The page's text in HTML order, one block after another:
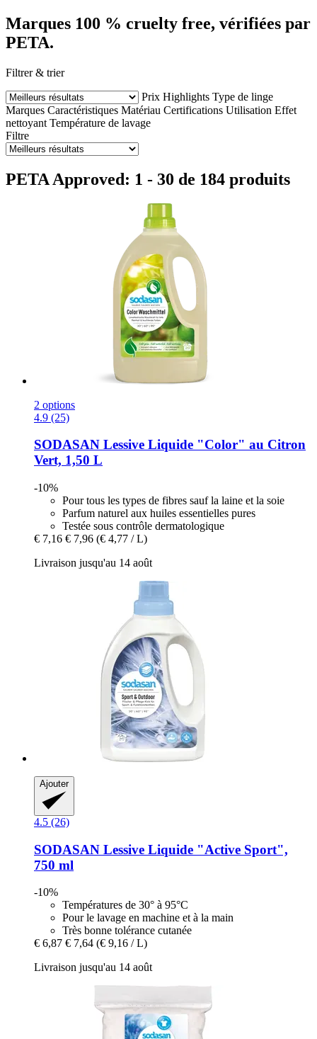
Marques 100 % cruelty free, vérifiées par
PETA.
Filtrer & trier
Prix Highlights Type de linge
Marques Caractéristiques Matériau Certifications Utilisation Effet
nettoyant Température de lavage
Filtre
PETA Approved: 1 - 30 de 184 produits
2 options
4.9 (25)
SODASAN Lessive Liquide "Color" au Citron
Vert, 1,50 L
-10%
Pour tous les types de fibres sauf la laine et la soie
Parfum naturel aux huiles essentielles pures
Testée sous contrôle dermatologique
€ 7,16 € 7,96 (€ 4,77 / L)
Livraison jusqu'au 14 août
Ajouter
4.5 (26)
SODASAN Lessive Liquide "Active Sport",
750 ml
-10%
Températures de 30° à 95°C
Pour le lavage en machine et à la main
Très bonne tolérance cutanée
€ 6,87 € 7,64 (€ 9,16 / L)
Livraison jusqu'au 14 août